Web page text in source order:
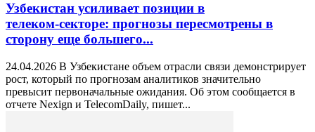
Узбекистан усиливает позиции в
телеком‑секторе: прогнозы пересмотрены в
сторону еще большего...
24.04.2026 В Узбекистане объем отрасли связи демонстрирует
рост, который по прогнозам аналитиков значительно
превысит первоначальные ожидания. Об этом сообщается в
отчете Nexign и TelecomDaily, пишет...